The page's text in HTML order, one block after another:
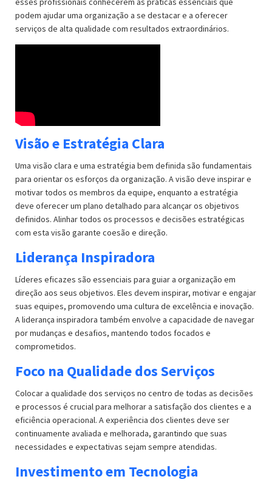
podem ajudar uma organização a se destacar e a oferecer
serviços de alta qualidade com resultados extraordinários.
Visão e Estratégia Clara
Uma visão clara e uma estratégia bem definida são fundamentais
para orientar os esforços da organização. A visão deve inspirar e
motivar todos os membros da equipe, enquanto a estratégia
deve oferecer um plano detalhado para alcançar os objetivos
definidos. Alinhar todos os processos e decisões estratégicas
com esta visão garante coesão e direção.
Liderança Inspiradora
Líderes eficazes são essenciais para guiar a organização em
direção aos seus objetivos. Eles devem inspirar, motivar e engajar
suas equipes, promovendo uma cultura de excelência e inovação.
A liderança inspiradora também envolve a capacidade de navegar
por mudanças e desafios, mantendo todos focados e
comprometidos.
Foco na Qualidade dos Serviços
Colocar a qualidade dos serviços no centro de todas as decisões
e processos é crucial para melhorar a satisfação dos clientes e a
eficiência operacional. A experiência dos clientes deve ser
continuamente avaliada e melhorada, garantindo que suas
necessidades e expectativas sejam sempre atendidas.
Investimento em Tecnologia